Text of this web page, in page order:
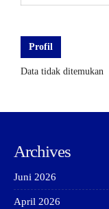
Profil
Data tidak ditemukan
Archives
Juni 2026
April 2026